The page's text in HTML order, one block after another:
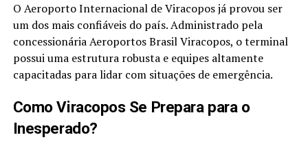
O Aeroporto Internacional de Viracopos já provou ser
um dos mais confiáveis do país. Administrado pela
concessionária Aeroportos Brasil Viracopos, o terminal
possui uma estrutura robusta e equipes altamente
capacitadas para lidar com situações de emergência.
Como Viracopos Se Prepara para o
Inesperado?